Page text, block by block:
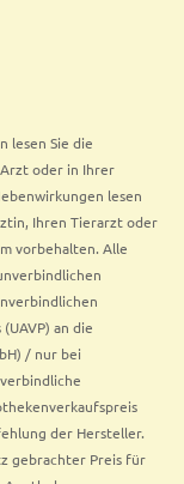
lesen Sie die
oder in Ihrer
lesen
Ihren Tierarzt oder
vorbehalten. Alle
an die
/ nur bei
der Hersteller.
gebrachter Preis für